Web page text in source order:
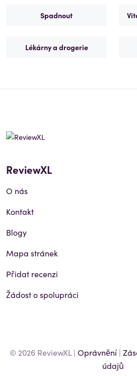
Spadnout
Lékárny a drogerie
ReviewXL
O nás
Kontakt
Blogy
Mapa stránek
Přidat recenzi
Žádost o spolupráci
© 2026 ReviewXL | Oprávnění|
údajů